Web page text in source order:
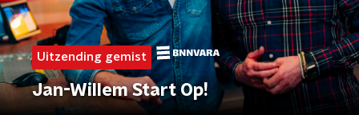
Uitzending gemist
Jan-Willem Start Op!